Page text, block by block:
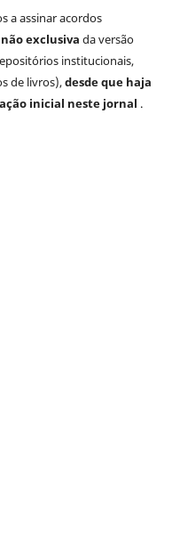
a assinar acordos
exclusiva da versão
institucionais,
de livros),desde que haja
inicial neste jornal .